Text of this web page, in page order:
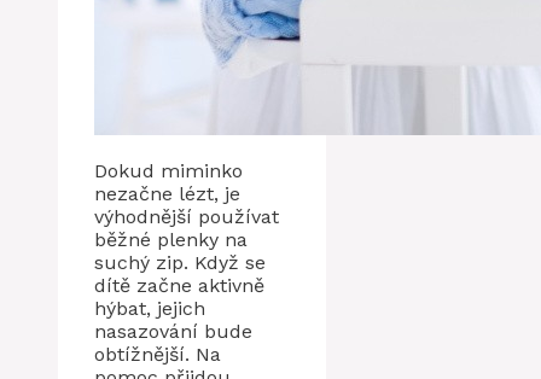
Dokud miminko
nezačne lézt, je
výhodnější používat
běžné plenky na
suchý zip. Když se
dítě začne aktivně
hýbat, jejich
nasazování bude
obtížnější. Na